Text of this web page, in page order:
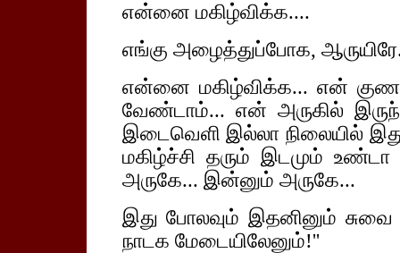
என்னை மகிழ்விக்க....
எங்கு அழைத்துப்போக,
என்னை மகிழ்விக்க... என்
வேண்டாம்... என் அருகில்
இடைவெளி இல்லா நிலையில்
மகிழ்ச்சி தரும் இடமும்
அருகே... இன்னும் அருகே...
இது போலவும் இதனினும்
நாடக மேடையிலேனும்!''